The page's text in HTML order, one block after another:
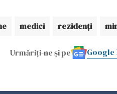
medici rezidenți
Urmăriți-ne și pe Google